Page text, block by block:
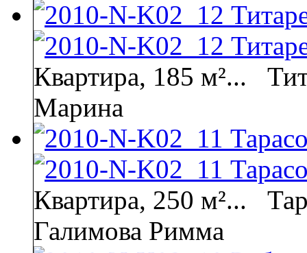
Квартира, 185 м²...
Марина
Квартира, 250 м²...
Галимова Римма